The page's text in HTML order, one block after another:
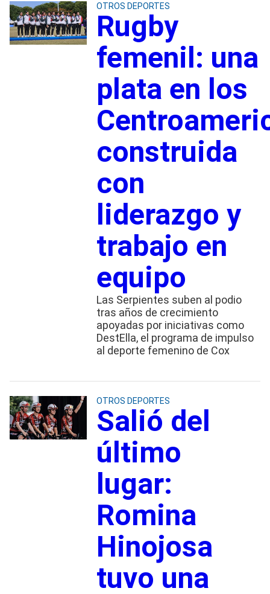
OTROS DEPORTES
Rugby
femenil: una
plata en los
construida
con
liderazgo y
trabajo en
equipo
Las Serpientes suben al podio
tras años de crecimiento
apoyadas por iniciativas como
DestElla, el programa de impulso
al deporte femenino de Cox
OTROS DEPORTES
Salió del
último
lugar:
Romina
Hinojosa
tuvo una